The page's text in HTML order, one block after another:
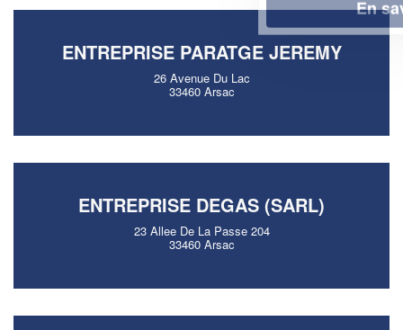
ENTREPRISE PARATGE JEREMY
26 Avenue Du Lac
33460 Arsac
ENTREPRISE DEGAS (SARL)
23 Allee De La Passe 204
33460 Arsac
En savoir plus